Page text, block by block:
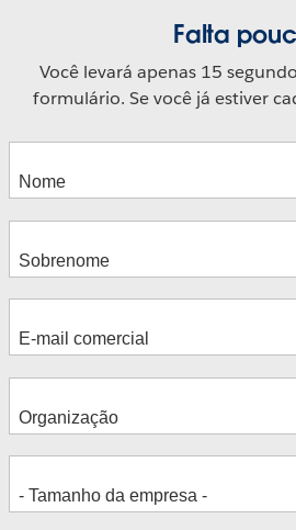
People Analytics at
Enterprise Analytics
Frank Gehrke
SumUp (English)
Alex Jeanmonod
Falta
Você levará apenas 15
formulário. Se você já estiver